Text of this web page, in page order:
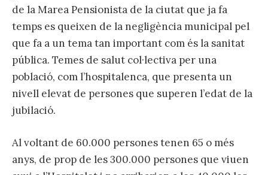
de la Marea Pensionista de la ciutat que ja fa
temps es queixen de la negligència municipal pel
que fa a un tema tan important com és la sanitat
pública. Temes de salut col·lectiva per una
població, com l’hospitalenca, que presenta un
nivell elevat de persones que superen l’edat de la
jubilació.
Al voltant de 60.000 persones tenen 65 o més
anys, de prop de les 300.000 persones que viuen